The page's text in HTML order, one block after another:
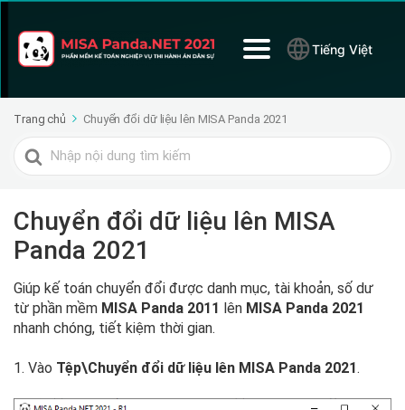
Tiếng Việt
Trang chủ Chuyển đổi dữ liệu lên MISA Panda 2021
Tìm
kiếm
Chuyển đổi dữ liệu lên MISA
Panda 2021
Giúp kế toán chuyển đổi được danh mục, tài khoản, số dư
từ phần mềm MISA Panda 2011 lên MISA Panda 2021
nhanh chóng, tiết kiệm thời gian.
1. Vào Tệp\Chuyển đổi dữ liệu lên MISA Panda 2021.